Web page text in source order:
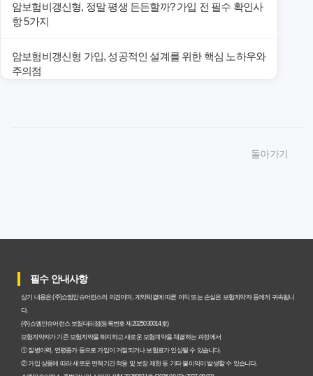
암보험비갱신형, 정말 평생 든든할까? 가입 전 필수 확인사
항 5가지
암보험비갱신형 가입, 성공적인 설계를 위한 핵심 노하우와
주의점
갱신형 암보험과 비갱신형, 어떤 차이가 있을까? 내게 맞는
암보험비갱신형, 평생 고정 보험료의 숨겨진 가치와 현명한
선택 기준
암보험 비갱신형, 왜 지금 선택해야 할까요? 미래 보험료 걱
정 끝내는 방법
돌아가기
필수 안내사항
상기 내용은 (주)쇼엠인슈어런스의 의견이며, 계약체결에 따른 이익 또는 손실은 보험계약자 등에게 귀속됩니
다.
(주)쇼엠인슈어런스 보험대리점(등록번호 제2025030014호)
보험계약자가 기존 보험계약을 해지하고 새로운 보험계약을 체결하는 과정에서
① 질병이력, 연령증가 등으로 가입이 거절되거나 보험료가 인상될 수 있습니다.
② 가입 상품에 따라 새로운 면책기간 적용 및 보장 제한 등 기타 불이익이 발생할 수 있습니다.